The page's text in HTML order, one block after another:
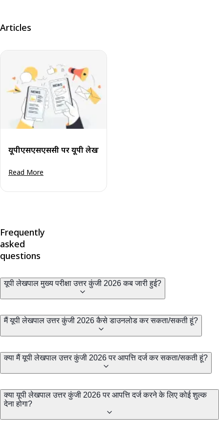
Articles
यूपीएसएसएससी पर यूपी लेखपाल परिणाम 2026 घोषित: कट-ऑफ
Read More
Frequently
asked
questions
यूपी लेखपाल मुख्य परीक्षा उत्तर कुंजी 2026 कब जारी हुई?
मैं यूपी लेखपाल उत्तर कुंजी 2026 कैसे डाउनलोड कर सकता/सकती हूं?
क्या मैं यूपी लेखपाल उत्तर कुंजी 2026 पर आपत्ति दर्ज कर सकता/सकती हूं?
क्या यूपी लेखपाल उत्तर कुंजी 2026 पर आपत्ति दर्ज करने के लिए कोई शुल्क
देना होगा?